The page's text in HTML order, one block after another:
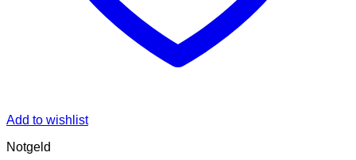
Add to wishlist
Notgeld